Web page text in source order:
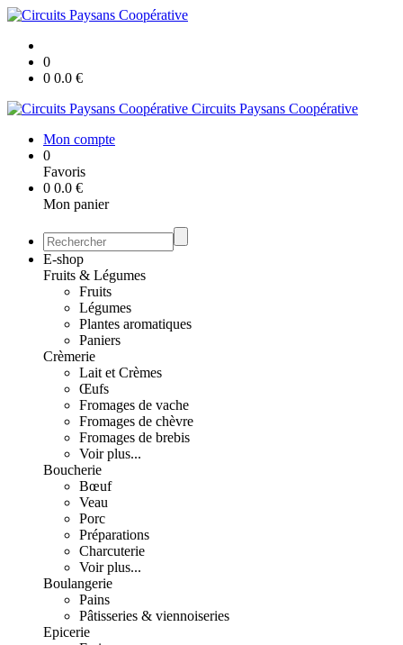
0
0 0.0 €
Circuits Paysans Coopérative
Mon compte
0
Favoris
0 0.0 €
Mon panier
E-shop
Fruits & Légumes
Fruits
Légumes
Plantes aromatiques
Paniers
Crèmerie
Lait et Crèmes
Œufs
Fromages de vache
Fromages de chèvre
Fromages de brebis
Voir plus...
Boucherie
Bœuf
Veau
Porc
Préparations
Charcuterie
Voir plus...
Boulangerie
Pains
Pâtisseries & viennoiseries
Epicerie